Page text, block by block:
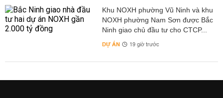
Khu NOXH phường Vũ Ninh và khu
NOXH phường Nam Sơn được Bắc
Ninh giao chủ đầu tư cho CTCP...
DỰ ÁN 19 giờ trước